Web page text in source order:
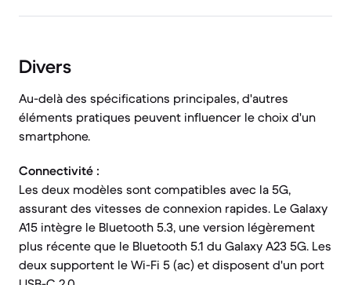
Divers
Au-delà des spécifications principales, d'autres
éléments pratiques peuvent influencer le choix d'un
smartphone.
Connectivité :
Les deux modèles sont compatibles avec la 5G,
assurant des vitesses de connexion rapides. Le Galaxy
A15 intègre le Bluetooth 5.3, une version légèrement
plus récente que le Bluetooth 5.1 du Galaxy A23 5G. Les
deux supportent le Wi-Fi 5 (ac) et disposent d'un port